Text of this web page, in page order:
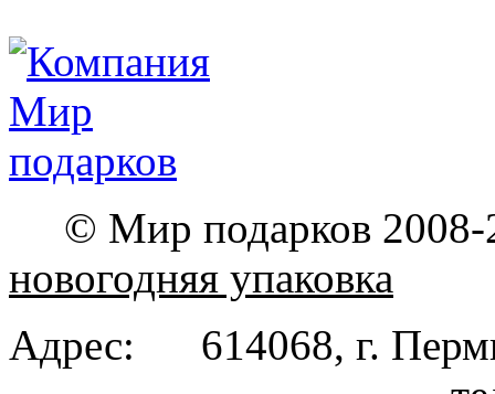
© Мир подарков
новогодняя упаковка
Адрес: 614068, г.